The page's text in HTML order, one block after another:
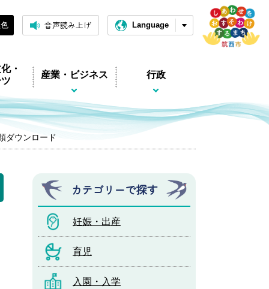
音声読み上げ Language
・
産業・ビジネス 行政
ダウンロード
カテゴリーで探す
妊娠・出産
育児
入園・入学